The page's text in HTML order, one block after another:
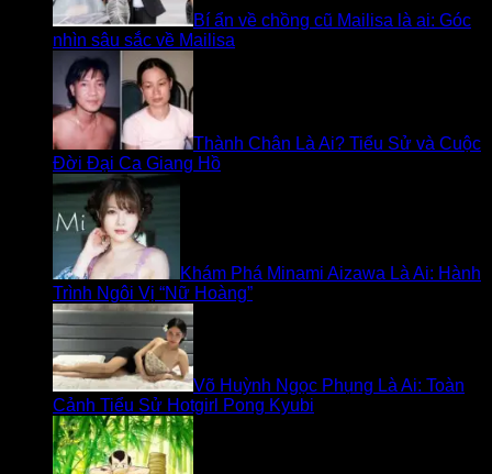
Bí ẩn về chồng cũ Mailisa là ai: Góc
nhìn sâu sắc về Mailisa
Thành Chân Là Ai? Tiểu Sử và Cuộc
Đời Đại Ca Giang Hồ
Khám Phá Minami Aizawa Là Ai: Hành
Trình Ngôi Vị “Nữ Hoàng”
Võ Huỳnh Ngọc Phụng Là Ai: Toàn
Cảnh Tiểu Sử Hotgirl Pong Kyubi